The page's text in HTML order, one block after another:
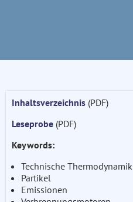
Inhaltsverzeichnis(PDF)
Leseprobe(PDF)
Keywords:
Technische Thermodynamik
Partikel
Emissionen